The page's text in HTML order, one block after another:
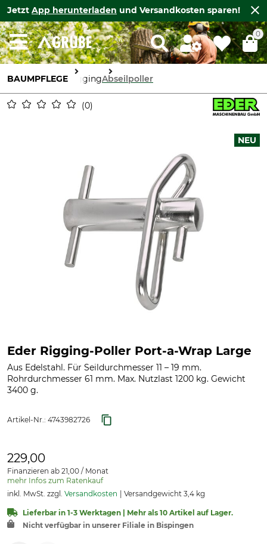
Jetzt App herunterladen und Versandkosten sparen!
0
BAUMPFLEGE RiggingAbseilpoller
0
NEU
Eder Rigging-Poller Port-a-Wrap Large
Aus Edelstahl. Für Seildurchmesser 11 – 19 mm.
Rohrdurchmesser 61 mm. Max. Nutzlast 1200 kg. Gewicht
3400 g.
Artikel-Nr.: 4743982726
229,00
Finanzieren ab 21,00 / Monat
mehr Infos zum Ratenkauf
inkl. MwSt. zzgl. Versandkosten Versandgewicht 3,4 kg
Lieferbar in 1-3 Werktagen | Mehr als 10 Artikel auf Lager.
Nicht verfügbar in unserer Filiale in Bispingen